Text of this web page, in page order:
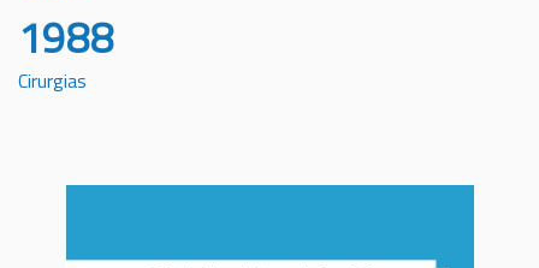
1988
Cirurgias